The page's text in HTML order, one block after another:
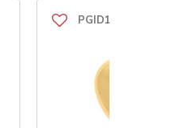
PGID1358-41